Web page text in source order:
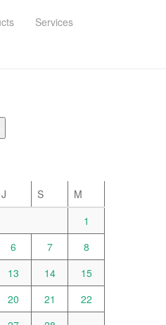
Services
J S
M
1
6 7
8
13 14
15
20 21
22